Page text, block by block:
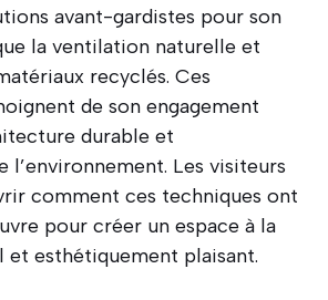
avant-gardistes pour son
la ventilation naturelle et
recyclés. Ces
de son engagement
durable et
l’environnement. Les visiteurs
comment ces techniques ont
pour créer un espace à la
esthétiquement plaisant.